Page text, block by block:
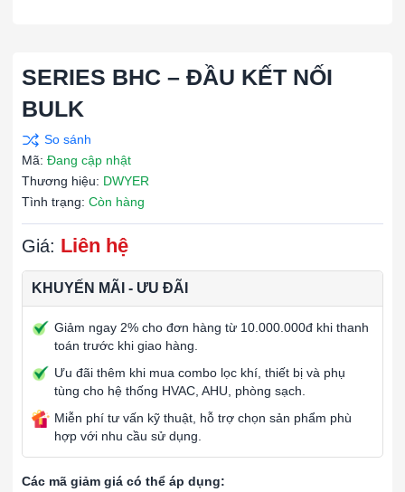
SERIES BHC – ĐẦU KẾT NỐI
BULK
Mã: Đang cập nhật
Thương hiệu: DWYER
Tình trạng: Còn hàng
Giá: Liên hệ
KHUYẾN MÃI - ƯU ĐÃI
Giảm ngay 2% cho đơn hàng từ 10.000.000đ khi thanh
toán trước khi giao hàng.
Ưu đãi thêm khi mua combo lọc khí, thiết bị và phụ
tùng cho hệ thống HVAC, AHU, phòng sạch.
Miễn phí tư vấn kỹ thuật, hỗ trợ chọn sản phẩm phù
hợp với nhu cầu sử dụng.
Các mã giảm giá có thể áp dụng: